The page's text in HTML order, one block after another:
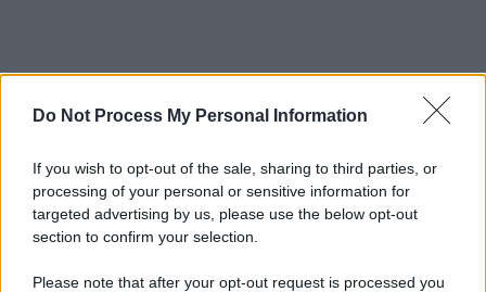
Do Not Process My Personal Information
If you wish to opt-out of the sale, sharing to third parties, or
processing of your personal or sensitive information for
targeted advertising by us, please use the below opt-out
section to confirm your selection.
Please note that after your opt-out request is processed you